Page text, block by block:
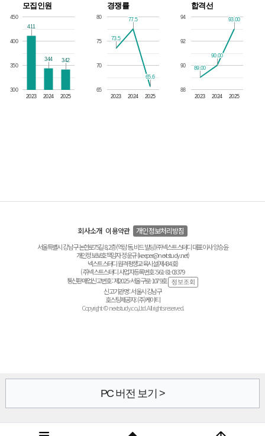
모집인원
2023 2024 2025
300
350
400
450
411
411
344
344 342
342
경쟁률
2023 2024 2025
65
70
75
80
73.5
73.5
77.5
77.5
65.6
65.6
합격선
2023 2024 2025
88
90
92
94
89.00
89.00
90.00
90.00
93.00
93.00
회사소개 이용약관 개인정보처리방침
서울특별시 강남구 논현로75길 8, 2층(역삼동, 비드 빌딩) ㈜넥스트스터디 대표이사 양승윤
개인정보보호책임자 정운규 (keeper@nextstudy.net)
넥스트스터디 원격평생교육시설(제434호)
(주)넥스트스터디 사업자등록번호 : 561-81-03379
통신판매업신고번호 : 제2025-서울구로-1079호
신고기관명 : 서울시 강남구
호스팅제공자 : (주)케이티
Copyright © nextstudy.co.,Ltd. All rights reserved.
PC 버전 보기 >